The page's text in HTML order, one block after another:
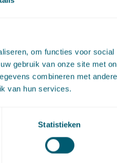
om functies voor
gebruik van onze site met
combineren met
van hun services.
Statistieken
update belangrijkste